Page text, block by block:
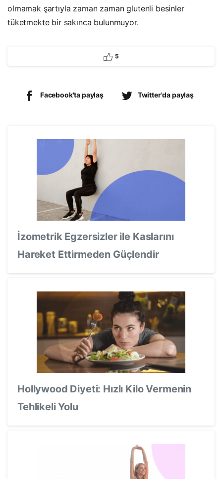
olmamak şartıyla zaman zaman glutenli besinler
tüketmekte bir sakınca bulunmuyor.
5
Facebook'ta paylaş Twitter'da paylaş
İzometrik Egzersizler ile Kaslarını
Hareket Ettirmeden Güçlendir
Hollywood Diyeti: Hızlı Kilo Vermenin
Tehlikeli Yolu